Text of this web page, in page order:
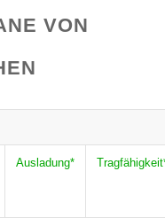
VON
Ausladung*